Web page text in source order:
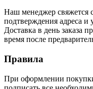
Наш менеджер свяжется
подтверждения адреса и
Доставка в день заказа
время после
Правила
При оформлении